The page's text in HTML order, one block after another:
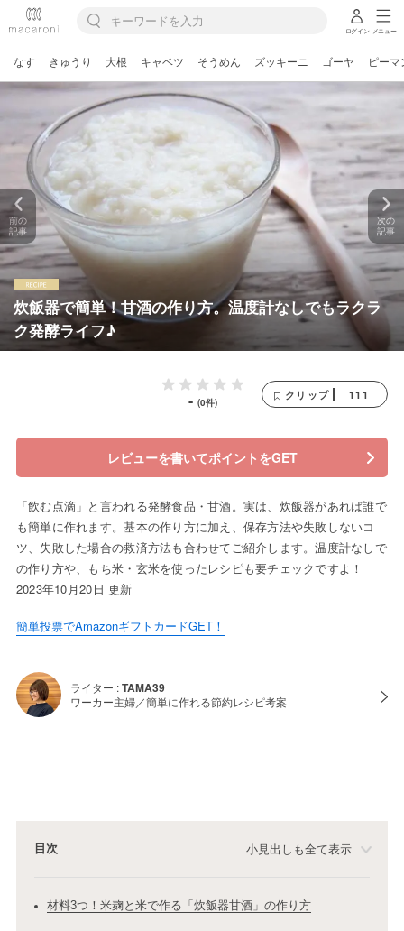
ログイン メニュー
なす きゅうり 大根 キャベツ そうめん ズッキーニ ゴーヤ ピーマ
炊飯器で簡単！甘酒の作り方。温度計なしでもラクラ
ク発酵ライフ♪
前の
記事
次の
記事
- (0件)
クリップ 111
レビューを書いてポイントをGET
「飲む点滴」と言われる発酵食品・甘酒。実は、炊飯器があれば誰で
も簡単に作れます。基本の作り方に加え、保存方法や失敗しないコ
ツ、失敗した場合の救済方法も合わせてご紹介します。温度計なしで
の作り方や、もち米・玄米を使ったレシピも要チェックですよ！
2023年10月20日 更新
簡単投票でAmazonギフトカードGET！
ライター :TAMA39
ワーカー主婦／簡単に作れる節約レシピ考案
目次 小見出しも全て表示
材料3つ！米麹と米で作る「炊飯器甘酒」の作り方